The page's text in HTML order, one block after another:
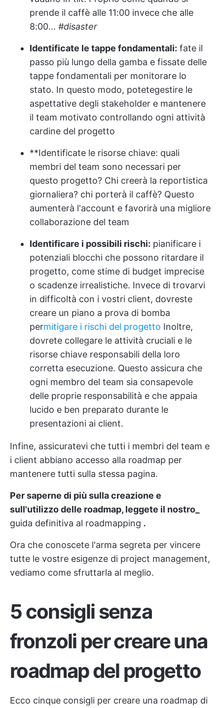
prende il caffè alle 11:00 invece che alle
8:00... #disaster
Identificate le tappe fondamentali: fate il
passo più lungo della gamba e fissate delle
tappe fondamentali per monitorare lo
stato. In questo modo, potetegestire le
aspettative degli stakeholder e mantenere
il team motivato controllando ogni attività
cardine del progetto
**Identificate le risorse chiave: quali
membri del team sono necessari per
questo progetto? Chi creerà la reportistica
giornaliera? chi porterà il caffè? Questo
aumenterà l'account e favorirà una migliore
collaborazione del team
Identificare i possibili rischi: pianificare i
potenziali blocchi che possono ritardare il
progetto, come stime di budget imprecise
o scadenze irrealistiche. Invece di trovarvi
in difficoltà con i vostri client, dovreste
creare un piano a prova di bomba
permitigare i rischi del progetto Inoltre,
dovrete collegare le attività cruciali e le
risorse chiave responsabili della loro
corretta esecuzione. Questo assicura che
ogni membro del team sia consapevole
delle proprie responsabilità e che appaia
lucido e ben preparato durante le
presentazioni ai client.
Infine, assicuratevi che tutti i membri del team e
i client abbiano accesso alla roadmap per
mantenere tutti sulla stessa pagina.
Per saperne di più sulla creazione e
sull'utilizzo delle roadmap, leggete il nostro_
guida definitiva al roadmapping .
Ora che conoscete l'arma segreta per vincere
tutte le vostre esigenze di project management,
vediamo come sfruttarla al meglio.
5 consigli senza
fronzoli per creare una
roadmap del progetto
Ecco cinque consigli per creare una roadmap di